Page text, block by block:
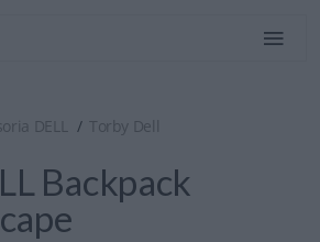
DELL Torby Dell
Backpack